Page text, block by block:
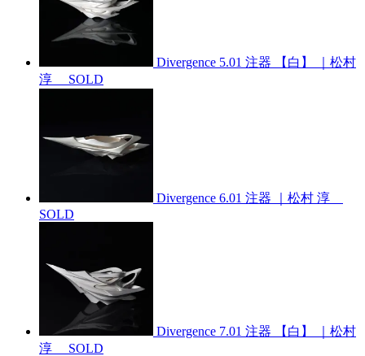
Divergence 5.01 注器 【白】 ｜松村
淳
SOLD
Divergence 6.01 注器 ｜松村 淳
SOLD
Divergence 7.01 注器 【白】 ｜松村
淳
SOLD